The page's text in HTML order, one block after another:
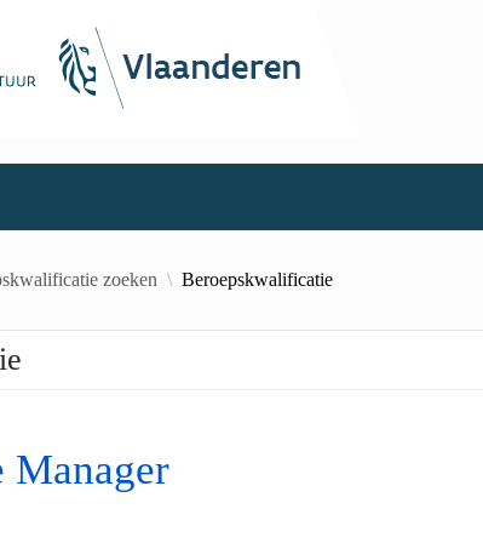
zoeken Beroepskwalificatie
Manager